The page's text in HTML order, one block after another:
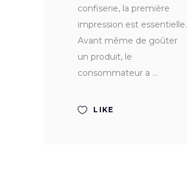
confiserie, la première
impression est essentielle.
Avant même de goûter
un produit, le
consommateur a
LIKE